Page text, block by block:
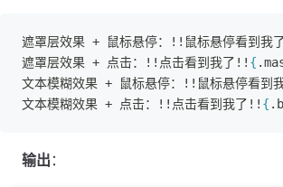
遮罩层效果 + 鼠标悬停：!!鼠标悬停看到我
遮罩层效果 + 点击：!!点击看到我了!! {
文本模糊效果 + 鼠标悬停：!!鼠标悬停看到
文本模糊效果 + 点击：!!点击看到我了!! {
输出 ：